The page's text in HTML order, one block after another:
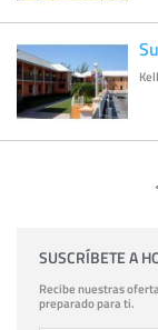
SUSCRÍBETE A
Recibe nuestras
preparado para ti.